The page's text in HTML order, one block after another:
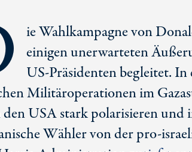
ie Wahlkampagne von
einigen unerwarteten
US-Präsidentenbegleitet.
Militäroperationen im
USA stark polarisieren und
Wähler von derpro-